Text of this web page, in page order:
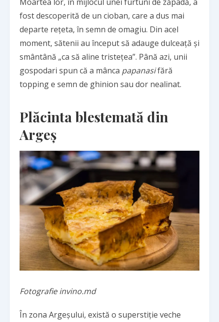
fost descoperită de un cioban, care a dus mai
departe rețeta, în semn de omagiu. Din acel
moment, sătenii au început să adauge dulceață și
smântână „ca să aline tristețea”. Până azi, unii
gospodari spun că a mânca papanasifără
topping e semn de ghinion sau dor nealinat.
Plăcinta blestemată din
Argeș
Fotografie invino.md
În zona Argeșului, există o superstiție veche